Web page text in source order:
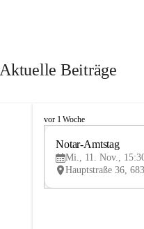
Aktuelle Beiträge
V
vor 1 Woche
Notar-Amtstag
Mi., 11. Nov.,